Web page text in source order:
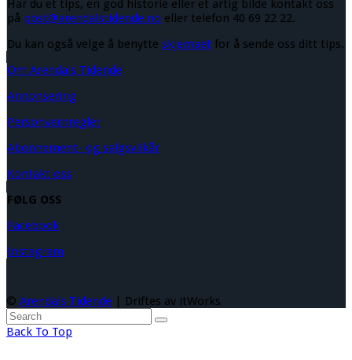
Har du et tips, en god historie eller et artig bilde kontakt oss
på post@arendalstidende.no eller telefon 40 69 22 22.
Du kan også velge å benytte skjemaet for å sende oss ditt tips.
Om Arendals Tidende
Annonsering
Personvernregler
Abonnement- og salgsvilkår
Kontakt oss
FØLG OSS
Facebook
Instagram
© Arendals Tidende | Driftes av itWorks
Back To Top